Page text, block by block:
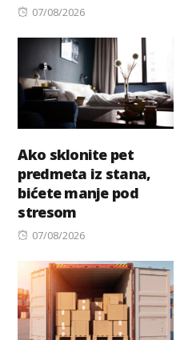
Posted
07/08/2026
Ako sklonite pet
predmeta iz stana,
bićete manje pod
stresom
Posted
07/08/2026